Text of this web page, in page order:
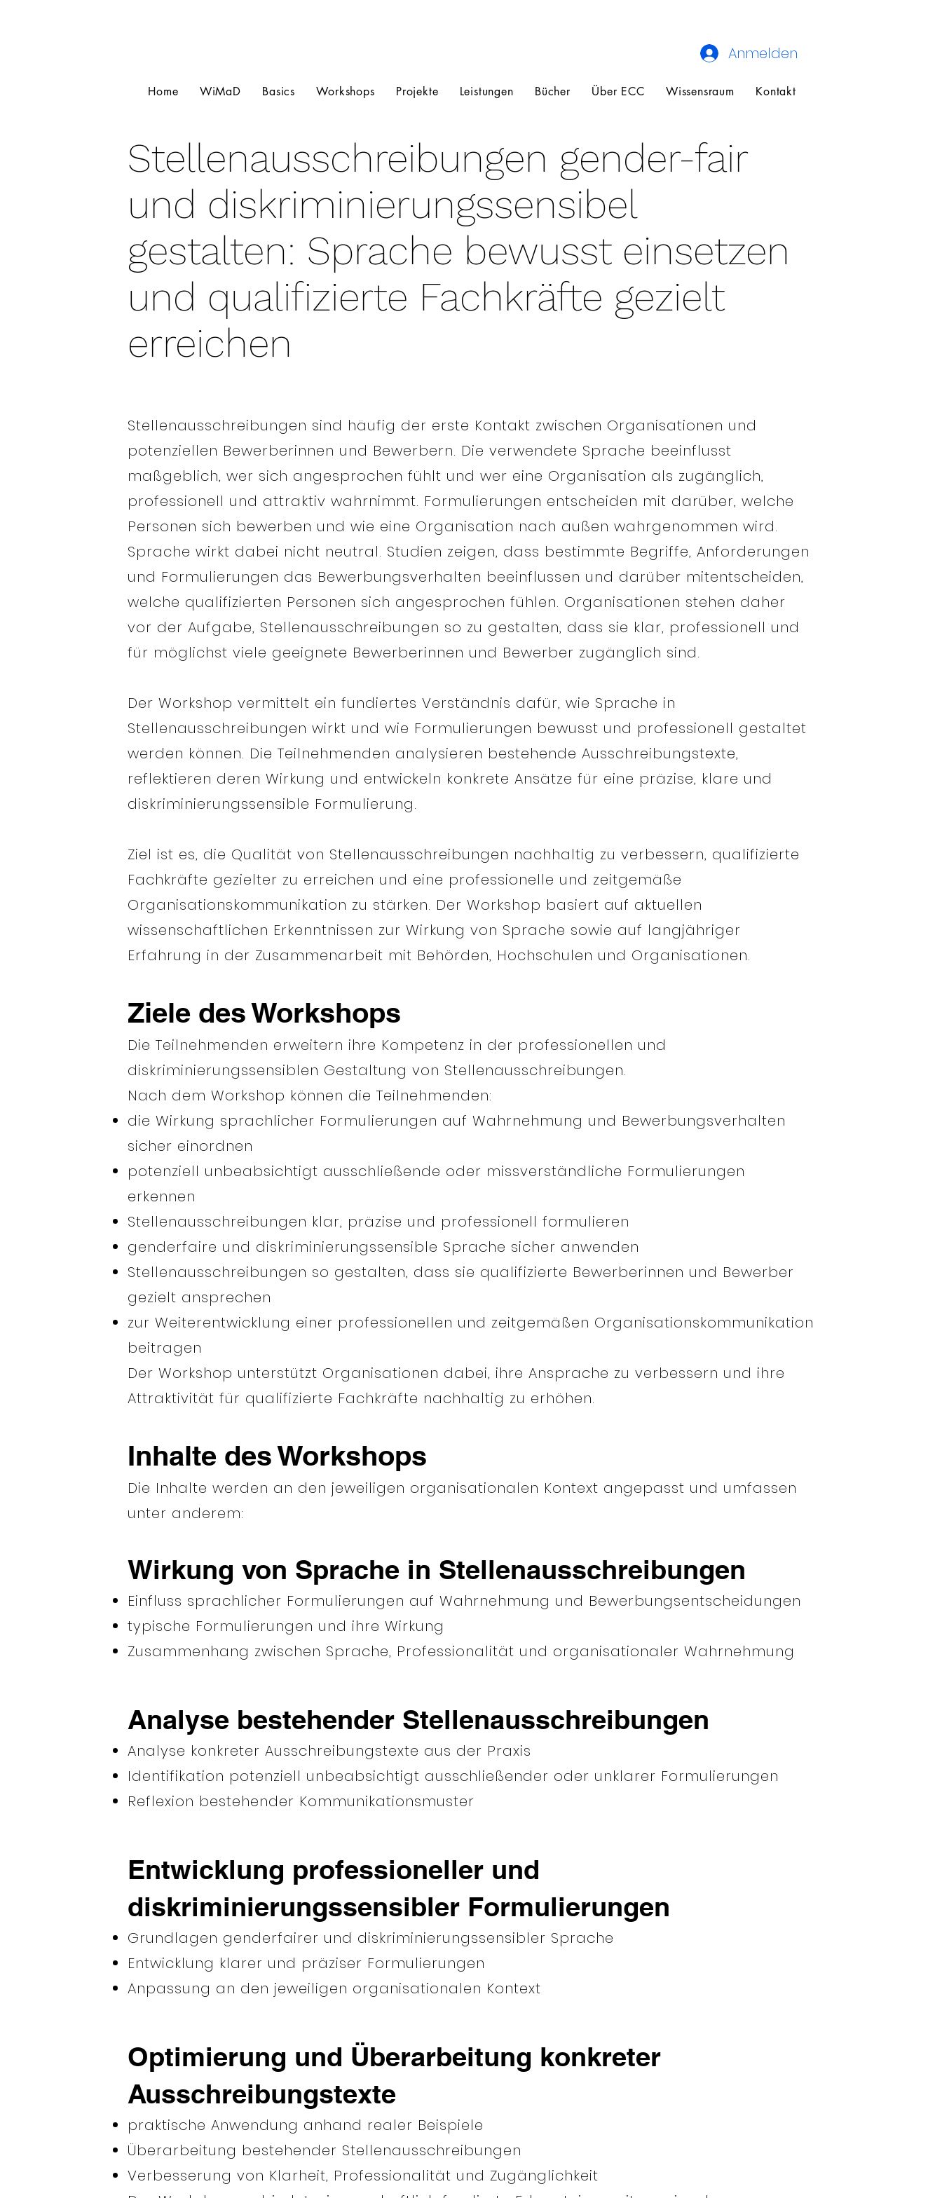
Anmelden
Home WiMaD Basics Workshops Projekte Leistungen Bücher Über ECC Wissensraum Kontakt
Stellenausschreibungen gender-fair
und diskriminierungssensibel
gestalten: Sprache bewusst einsetzen
und qualifizierte Fachkräfte gezielt
erreichen
Stellenausschreibungen sind häufig der erste Kontakt zwischen Organisationen und
potenziellen Bewerberinnen und Bewerbern. Die verwendete Sprache beeinflusst
maßgeblich, wer sich angesprochen fühlt und wer eine Organisation als zugänglich,
professionell und attraktiv wahrnimmt. Formulierungen entscheiden mit darüber, welche
Personen sich bewerben und wie eine Organisation nach außen wahrgenommen wird.
Sprache wirkt dabei nicht neutral. Studien zeigen, dass bestimmte Begriffe, Anforderungen
und Formulierungen das Bewerbungsverhalten beeinflussen und darüber mitentscheiden,
welche qualifizierten Personen sich angesprochen fühlen. Organisationen stehen daher
vor der Aufgabe, Stellenausschreibungen so zu gestalten, dass sie klar, professionell und
für möglichst viele geeignete Bewerberinnen und Bewerber zugänglich sind.
Der Workshop vermittelt ein fundiertes Verständnis dafür, wie Sprache in
Stellenausschreibungen wirkt und wie Formulierungen bewusst und professionell gestaltet
werden können. Die Teilnehmenden analysieren bestehende Ausschreibungstexte,
reflektieren deren Wirkung und entwickeln konkrete Ansätze für eine präzise, klare und
diskriminierungssensible Formulierung.
Ziel ist es, die Qualität von Stellenausschreibungen nachhaltig zu verbessern, qualifizierte
Fachkräfte gezielter zu erreichen und eine professionelle und zeitgemäße
Organisationskommunikation zu stärken. Der Workshop basiert auf aktuellen
wissenschaftlichen Erkenntnissen zur Wirkung von Sprache sowie auf langjähriger
Erfahrung in der Zusammenarbeit mit Behörden, Hochschulen und Organisationen.
Ziele des Workshops
Die Teilnehmenden erweitern ihre Kompetenz in der professionellen und
diskriminierungssensiblen Gestaltung von Stellenausschreibungen.
Nach dem Workshop können die Teilnehmenden:
die Wirkung sprachlicher Formulierungen auf Wahrnehmung und Bewerbungsverhalten
sicher einordnen
potenziell unbeabsichtigt ausschließende oder missverständliche Formulierungen
erkennen
Stellenausschreibungen klar, präzise und professionell formulieren
genderfaire und diskriminierungssensible Sprache sicher anwenden
Stellenausschreibungen so gestalten, dass sie qualifizierte Bewerberinnen und Bewerber
gezielt ansprechen
zur Weiterentwicklung einer professionellen und zeitgemäßen Organisationskommunikation
beitragen
Der Workshop unterstützt Organisationen dabei, ihre Ansprache zu verbessern und ihre
Attraktivität für qualifizierte Fachkräfte nachhaltig zu erhöhen.
Inhalte des Workshops
Die Inhalte werden an den jeweiligen organisationalen Kontext angepasst und umfassen
unter anderem:
Wirkung von Sprache in Stellenausschreibungen
Einfluss sprachlicher Formulierungen auf Wahrnehmung und Bewerbungsentscheidungen
typische Formulierungen und ihre Wirkung
Zusammenhang zwischen Sprache, Professionalität und organisationaler Wahrnehmung
Analyse bestehender Stellenausschreibungen
Analyse konkreter Ausschreibungstexte aus der Praxis
Identifikation potenziell unbeabsichtigt ausschließender oder unklarer Formulierungen
Reflexion bestehender Kommunikationsmuster
Entwicklung professioneller und
diskriminierungssensibler Formulierungen
Grundlagen genderfairer und diskriminierungssensibler Sprache
Entwicklung klarer und präziser Formulierungen
Anpassung an den jeweiligen organisationalen Kontext
Optimierung und Überarbeitung konkreter
Ausschreibungstexte
praktische Anwendung anhand realer Beispiele
Überarbeitung bestehender Stellenausschreibungen
Verbesserung von Klarheit, Professionalität und Zugänglichkeit